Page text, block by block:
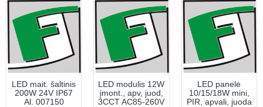
LED mait. šaltinis
200W 24V IP67
Al. 007150
LED modulis 12W
įmont., apv, juod,
3CCT AC85-260V
LED panelė
10/15/18W mini,
PIR, apvali, juoda